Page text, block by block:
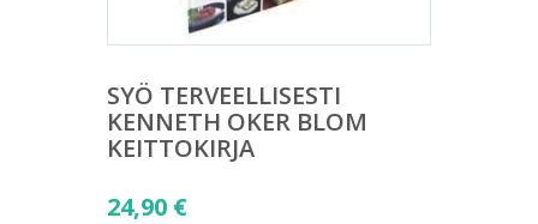
SYÖ TERVEELLISESTI
KENNETH OKER BLOM
KEITTOKIRJA
24,90 €